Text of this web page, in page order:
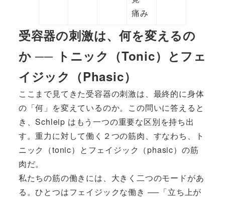
痛み
受容器の刺激は、何を変えるの
か ── トニック（Tonic）とフェ
イジック（Phasic）
ここまで見てきた受容器の刺激は、最終的に身体
の「何」を変えているのか。この問いに答えると
き、Schleip はもう一つの重要な区別を持ち出
す。重力に対して働く２つの筋肉、すなわち、ト
ニック（tonic）とフェイジック（phasic）の筋
肉だ。
私たちの筋の働きには、大きく二つのモードがあ
る。ひとつはフェイジックな働き ──「立ち上が